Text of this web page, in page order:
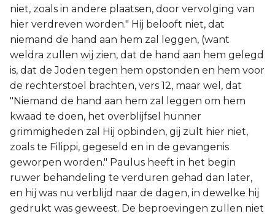
niet, zoals in andere plaatsen, door vervolging van
hier verdreven worden." Hij belooft niet, dat
niemand de hand aan hem zal leggen, (want
weldra zullen wij zien, dat de hand aan hem gelegd
is, dat de Joden tegen hem opstonden en hem voor
de rechterstoel brachten, vers 12, maar wel, dat
"Niemand de hand aan hem zal leggen om hem
kwaad te doen, het overblijfsel hunner
grimmigheden zal Hij opbinden, gij zult hier niet,
zoals te Filippi, gegeseld en in de gevangenis
geworpen worden." Paulus heeft in het begin
ruwer behandeling te verduren gehad dan later,
en hij was nu verblijd naar de dagen, in dewelke hij
gedrukt was geweest. De beproevingen zullen niet